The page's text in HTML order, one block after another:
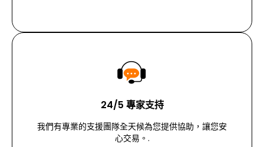
24/5 專家支持
我們有專業的支援團隊全天候為您提供協助，讓您安
心交易。.